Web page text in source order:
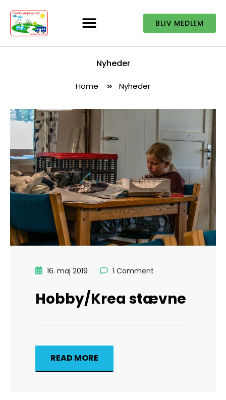
BLIV MEDLEM
Nyheder
Home Nyheder
16. maj 2019 1 Comment
Hobby/Krea stævne
READ MORE